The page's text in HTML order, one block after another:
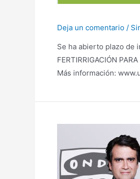
Deja un comentario /
Se ha abierto plazo de
FERTIRRIGACIÓN
Más información: